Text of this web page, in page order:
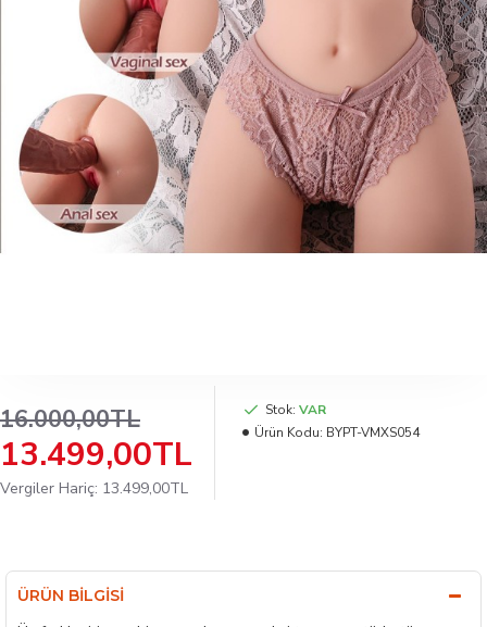
13.499,00TL
16.000,00TL
Vergiler Hariç: 13.499,00TL
Stok: VAR
Ürün Kodu: BYPT-VMXS054
ÜRÜN BILGISI